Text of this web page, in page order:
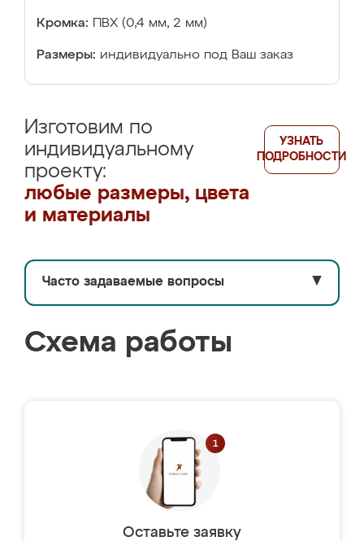
Кромка: ПВХ (0,4 мм, 2 мм)
Размеры: индивидуально под Ваш заказ
Изготовим по
индивидуальному
проекту:
любые размеры, цвета
и материалы
УЗНАТЬ
ПОДРОБНОСТИ
Часто задаваемые вопросы ▼
Схема работы
Оставьте заявку